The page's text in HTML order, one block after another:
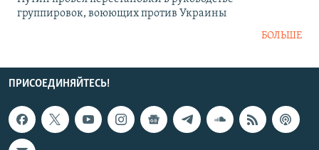
группировок, воюющих против Украины
БОЛЬШЕ
ПРИСОЕДИНЯЙТЕСЬ!